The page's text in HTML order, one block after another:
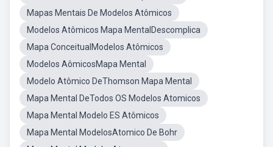
Mapas Mentais De Modelos Atômicos
Modelos Atômicos Mapa MentalDescomplica
Mapa ConceitualModelos Atômicos
Modelos AômicosMapa Mental
Modelo Atômico DeThomson Mapa Mental
Mapa Mental DeTodos OS Modelos Atomicos
Mapa Mental Modelo ES Atômicos
Mapa Mental ModelosAtomico De Bohr